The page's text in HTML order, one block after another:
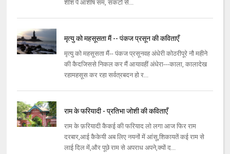
शीश पे आशीष सम, संकटों से...
मृत्यु को महसूसता मैं -- पंकज प्रसून की कविताएँ
मृत्यु को महसूसता मैं-- पंकज प्रसूनवह अंधेरी कोठरीपूरे नौ महीने
की कैदजिससे निकल कर मैं आयावहीं अंधेरा---काला, कालादेख
रहामहसूस कर रहा सर्वत्रबदन हो र...
राम के फरियादी - प्रतिभा जोशी की कविताएँ
राम के फ़रियादी कैकई की फरियाद लो लगा आज फिर राम
दरबार,आई कैकेयी अब लिए नयनों में आंसू,शिकायतें कई राम से
लाई दिल में,और पूछे राम से अपराध अपने,क्यों द...